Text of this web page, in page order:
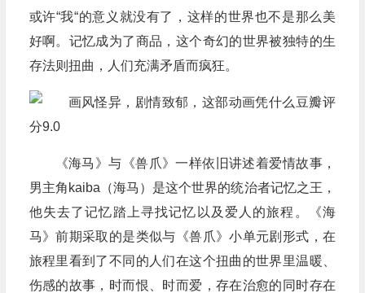
或许“我“的意义就没有了，这样的世界也不是那么美
好啊。记忆成为了商品，这个奇幻的世界被独特的生
存法则扭曲，人们充满矛盾而疯狂。
《海马》与《兽爪》一样依旧讲述着爱情故事，
男主角kaiba（海马）是这个世界的统治者记忆之王，
他失去了记忆踏上寻找记忆以及爱人的旅程。《海
马》前期采取的是类似与《兽爪》小单元剧形式，在
旅程里看到了不同的人们在这个扭曲的世界里温暖、
伤感的故事，时而恨、时而爱，存在治愈的同时存在